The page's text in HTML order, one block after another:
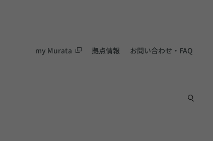
my Murata 拠点情報 お問い合わせ・FAQ